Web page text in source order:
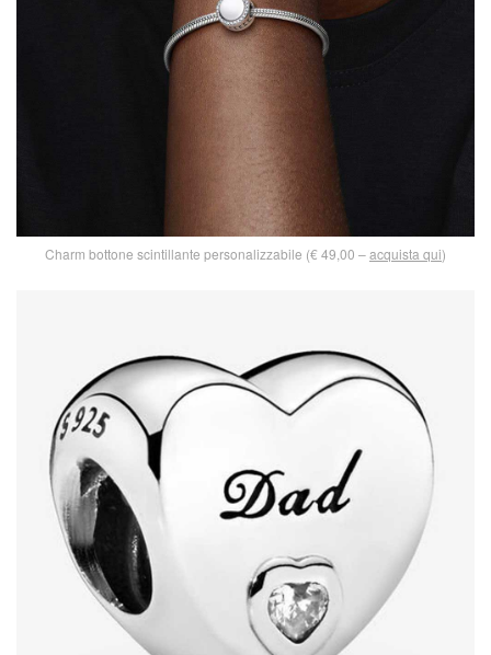
Charm bottone scintillante personalizzabile (€ 49,00 –acquista qui)